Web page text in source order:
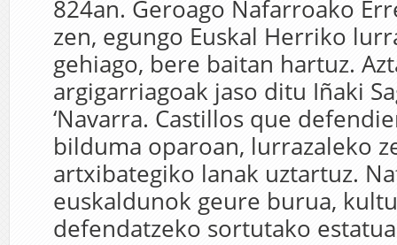
824an. Geroago Nafarroako
zen, egungo Euskal Herriko
gehiago, bere baitan hartuz.
argigarriagoak jaso ditu Iñaki
‘Navarra. Castillos que
bilduma oparoan, lurrazaleko
artxibategiko lanak uztartuz.
euskaldunok geure burua,
defendatzeko sortutako